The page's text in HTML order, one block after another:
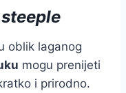
steeple
oblik laganog
mogu prenijeti
i prirodno.